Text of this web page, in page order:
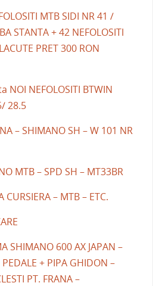
MTB SIDI NR 41 /
STANTA + 42 NEFOLOSITI
PRET 300 RON
NOI NEFOLOSITI BTWIN
28.5
– SHIMANO SH – W 101 NR
MTB – SPD SH – MT33BR
CURSIERA – MTB – ETC.
SHIMANO 600 AX JAPAN –
+ PIPA GHIDON –
PT. FRANA –